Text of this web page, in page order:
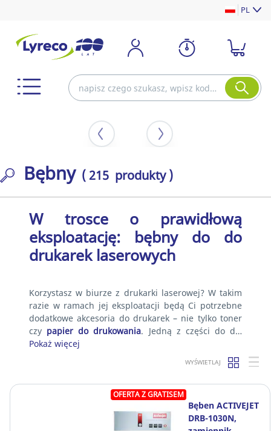
PL
Bębny ( 215 produkty )
W trosce o prawidłową
eksploatację: bębny do do
drukarek laserowych
Korzystasz w biurze z drukarki laserowej? W takim
razie w ramach jej eksploatacji będą Ci potrzebne
dodatkowe akcesoria do drukarek – nie tylko toner
czy papier do drukowania. Jedną z części do d…
Pokaż więcej
WYŚWIETLAJ
OFERTA Z GRATISEM
Bęben ACTIVEJET
DRB-1030N,